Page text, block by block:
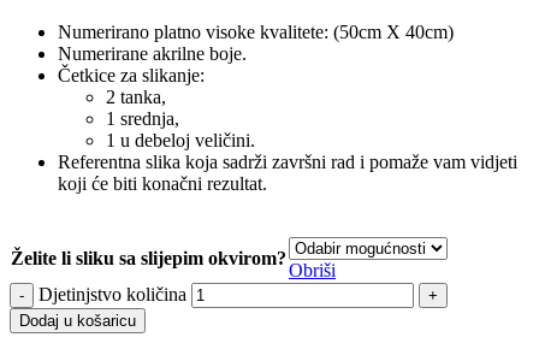
Numerirano platno visoke kvalitete: (50cm X 40cm)
Numerirane akrilne boje.
Četkice za slikanje:
2 tanka,
1 srednja,
1 u debeloj veličini.
Referentna slika koja sadrži završni rad i pomaže vam vidjeti
koji će biti konačni rezultat.
Želite li sliku sa slijepim okvirom?
Obriši
Djetinjstvo količina
Dodaj u košaricu